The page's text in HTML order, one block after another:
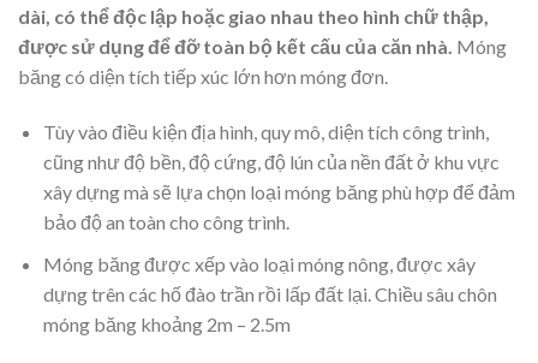
dài, có thể độc lập hoặc giao nhau theo hình chữ thập,
được sử dụng để đỡ toàn bộ kết cấu của căn nhà. Móng
băng có diện tích tiếp xúc lớn hơn móng đơn.
Tùy vào điều kiện địa hình, quy mô, diện tích công trình,
cũng như độ bền, độ cứng, độ lún của nền đất ở khu vực
xây dựng mà sẽ lựa chọn loại móng băng phù hợp để đảm
bảo độ an toàn cho công trình.
Móng băng được xếp vào loại móng nông, được xây
dựng trên các hố đào trần rồi lấp đất lại. Chiều sâu chôn
móng băng khoảng 2m – 2.5m